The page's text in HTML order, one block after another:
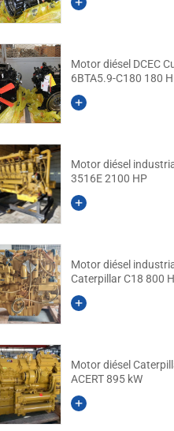
Motor diésel DCEC
6BTA5.9-C180 180
Motor diésel
3516E 2100 HP
Motor diésel
Caterpillar C18 800
Motor diésel
ACERT 895 kW